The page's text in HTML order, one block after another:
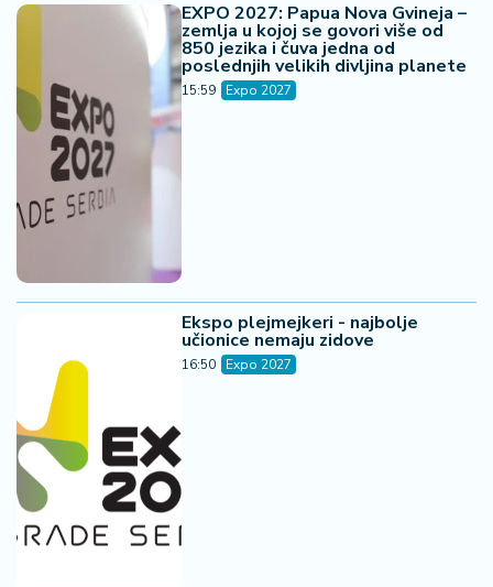
EXPO 2027: Papua Nova Gvineja –
zemlja u kojoj se govori više od
850 jezika i čuva jedna od
poslednjih velikih divljina planete
15:59 Expo 2027
Ekspo plejmejkeri - najbolje
učionice nemaju zidove
16:50 Expo 2027